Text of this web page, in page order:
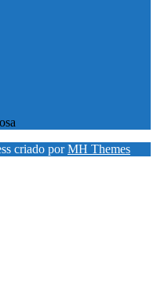
criado porMH Themes